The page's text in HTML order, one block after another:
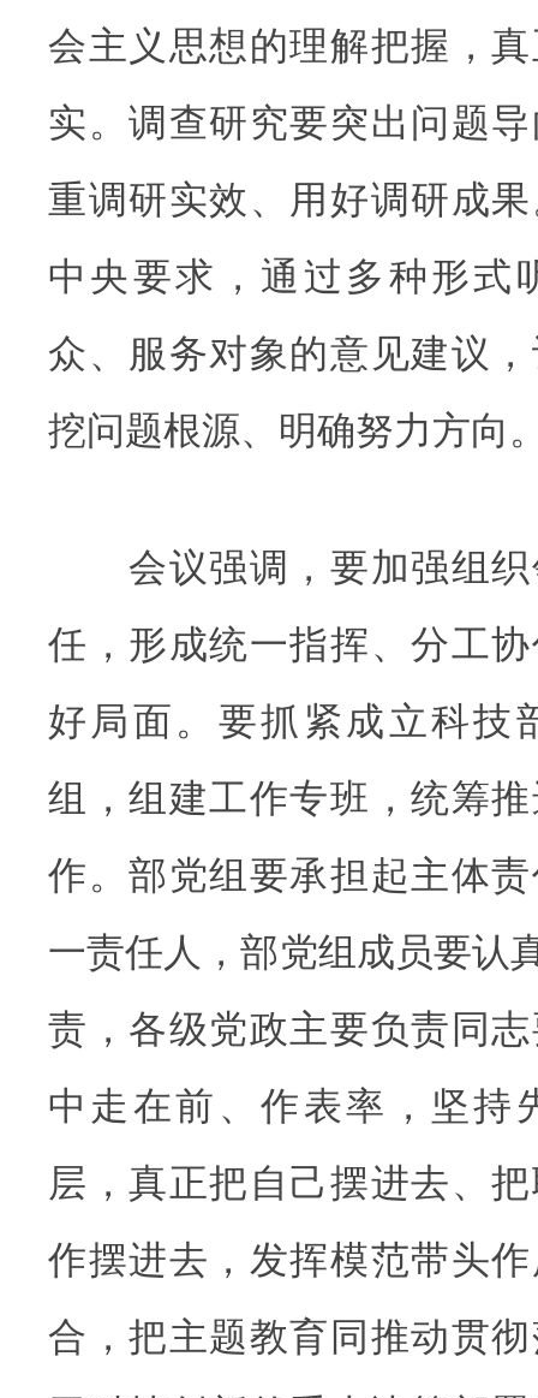
会主义思想的理解把握，
实。调查研究要突出问题
重调研实效、用好调研成
中央要求，通过多种形式
众、服务对象的意见建议
挖问题根源、明确努力方向
会议强调，要加强组织
任，形成统一指挥、分工
好局面。要抓紧成立科技
组，组建工作专班，统筹
作。部党组要承担起主体
一责任人，部党组成员要认
责，各级党政主要负责同
中走在前、作表率，坚持
层，真正把自己摆进去、
作摆进去，发挥模范带头
合，把主题教育同推动贯